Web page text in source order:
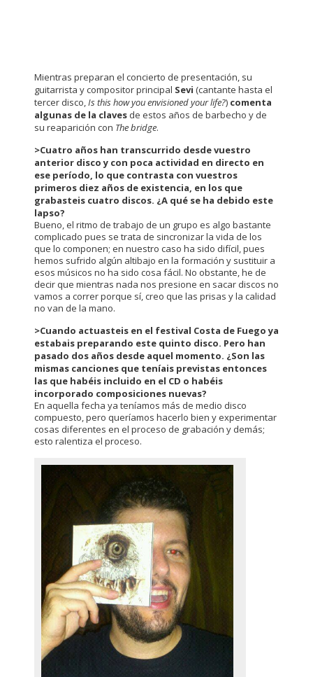
Mientras preparan el concierto de presentación, su
guitarrista y compositor principal Sevi (cantante hasta el
tercer disco,Is this how you envisioned your life?) comenta
algunas de la claves de estos años de barbecho y de
su reaparición con The bridge.
>Cuatro años han transcurrido desde vuestro
anterior disco y con poca actividad en directo en
ese período, lo que contrasta con vuestros
primeros diez años de existencia, en los que
grabasteis cuatro discos. ¿A qué se ha debido este
lapso?
Bueno, el ritmo de trabajo de un grupo es algo bastante
complicado pues se trata de sincronizar la vida de los
que lo componen; en nuestro caso ha sido difícil, pues
hemos sufrido algún altibajo en la formación y sustituir a
esos músicos no ha sido cosa fácil. No obstante, he de
decir que mientras nada nos presione en sacar discos no
vamos a correr porque sí, creo que las prisas y la calidad
no van de la mano.
>Cuando actuasteis en el festival Costa de Fuego ya
estabais preparando este quinto disco. Pero han
pasado dos años desde aquel momento. ¿Son las
mismas canciones que teníais previstas entonces
las que habéis incluido en el CD o habéis
incorporado composiciones nuevas?
En aquella fecha ya teníamos más de medio disco
compuesto, pero queríamos hacerlo bien y experimentar
cosas diferentes en el proceso de grabación y demás;
esto ralentiza el proceso.